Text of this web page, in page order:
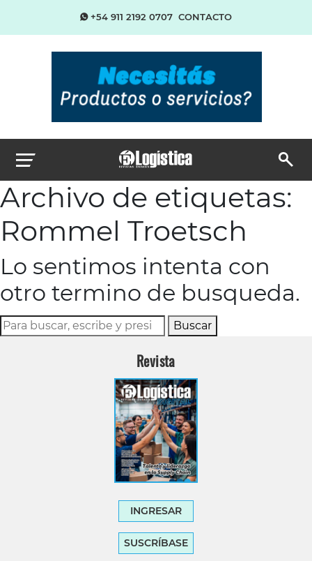
+54 911 2192 0707 CONTACTO
Archivo de etiquetas:
Rommel Troetsch
Lo sentimos intenta con
otro termino de busqueda.
Buscar
Revista
INGRESAR
SUSCRÍBASE